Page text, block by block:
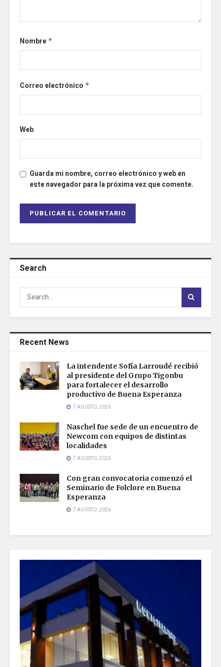
Nombre *
Correo electrónico *
Web
Guarda mi nombre, correo electrónico y web en
este navegador para la próxima vez que comente.
Search
Recent News
La intendente Sofía Larroudé recibió
al presidente del Grupo Tigonbu
para fortalecer el desarrollo
productivo de Buena Esperanza
7 AGOSTO, 2026
Naschel fue sede de un encuentro de
Newcom con equipos de distintas
localidades
7 AGOSTO, 2026
Con gran convocatoria comenzó el
Seminario de Folclore en Buena
Esperanza
7 AGOSTO, 2026